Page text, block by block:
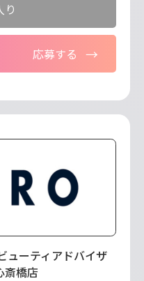
り
応募する
ューティアドバイザ
斎橋店